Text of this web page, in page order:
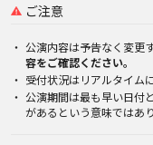
ご注意
公演内容は予告なく変更
容をご確認ください。
受付状況はリアルタイム
公演期間は最も早い日付
があるという意味ではあ